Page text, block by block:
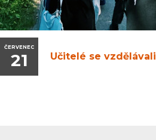
ČERVENEC
21 Učitelé se